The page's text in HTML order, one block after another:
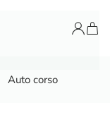
Auto corso